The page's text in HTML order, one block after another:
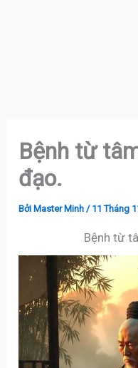
Bệnh từ
đạo.
BởiMaster Minh / 11 Tháng
Bệnh từ